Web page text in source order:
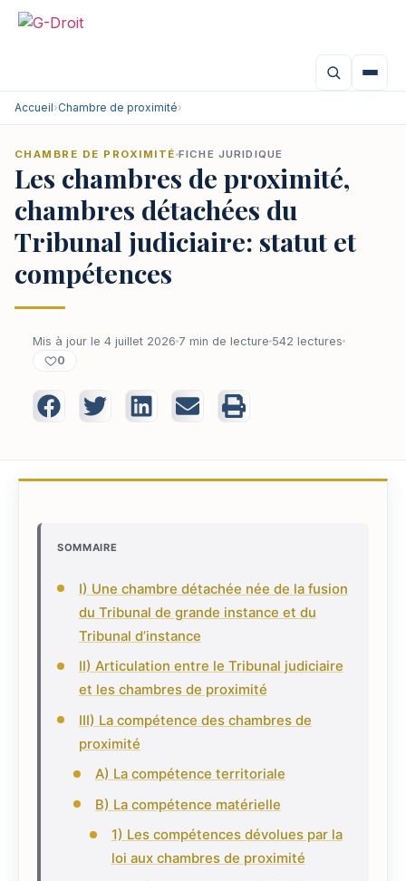
Accueil›Chambre de proximité›
CHAMBRE DE PROXIMITÉ FICHE JURIDIQUE
Les chambres de proximité,
chambres détachées du
Tribunal judiciaire: statut et
compétences
Mis à jour le 4 juillet 2026 7 min de lecture 542 lectures
0
SOMMAIRE
I) Une chambre détachée née de la fusion
du Tribunal de grande instance et du
Tribunal d’instance
II) Articulation entre le Tribunal judiciaire
et les chambres de proximité
III) La compétence des chambres de
proximité
A) La compétence territoriale
B) La compétence matérielle
1) Les compétences dévolues par la
loi aux chambres de proximité